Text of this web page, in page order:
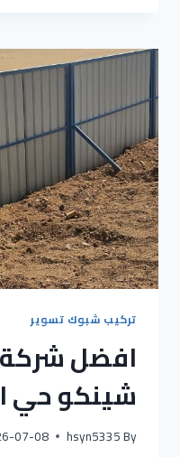
تركيب شبوك تسوير
افضل
شينكو حي
By
hsyn5335
07-08